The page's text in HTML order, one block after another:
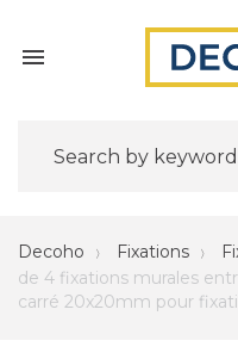

Decoho Fixations
de 4 fixations murales
carré 20x20mm pour